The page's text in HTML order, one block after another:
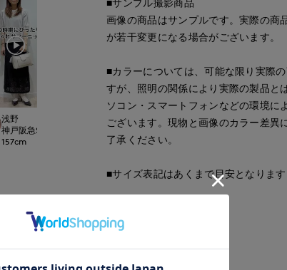
浅野
神戸阪急SUPERIORCLOSET
157cm
梅田大丸INED
kaori
那覇メインプレイス
157
Mikiko
新宿タカ
画像の商品はサンプルです。実際の商
が若干変更になる場合がございます。
■カラーについては、可能な限り実際
すが、照明の関係により実際の製品と
ソコン・スマートフォンなどの環境に
ございます。現物と画像のカラー差異
了承ください。
■サイズ表記はあくまで目安となります
61170811
■原産国
中国製